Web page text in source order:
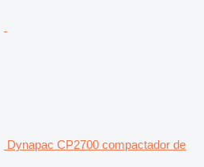
Dynapac CP2700 compactador de